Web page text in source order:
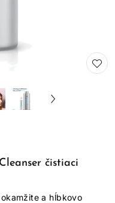
čistiaci
a hĺbkovo